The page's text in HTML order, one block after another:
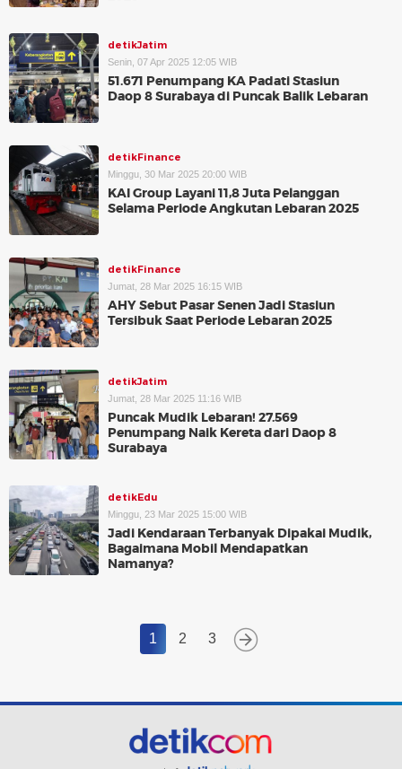
detikJatim
Senin, 07 Apr 2025 12:05 WIB
51.671 Penumpang KA Padati Stasiun
Daop 8 Surabaya di Puncak Balik Lebaran
detikFinance
Minggu, 30 Mar 2025 20:00 WIB
KAI Group Layani 11,8 Juta Pelanggan
Selama Periode Angkutan Lebaran 2025
detikFinance
Jumat, 28 Mar 2025 16:15 WIB
AHY Sebut Pasar Senen Jadi Stasiun
Tersibuk Saat Periode Lebaran 2025
detikJatim
Jumat, 28 Mar 2025 11:16 WIB
Puncak Mudik Lebaran! 27.569
Penumpang Naik Kereta dari Daop 8
Surabaya
detikEdu
Minggu, 23 Mar 2025 15:00 WIB
Jadi Kendaraan Terbanyak Dipakai Mudik,
Bagaimana Mobil Mendapatkan
Namanya?
1 2 3